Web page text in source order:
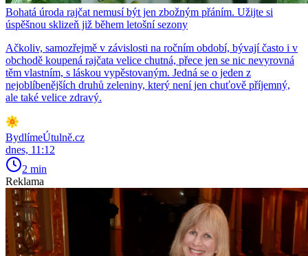
Bohatá úroda rajčat nemusí být jen zbožným přáním. Užijte si
úspěšnou sklizeň již během letošní sezony
Ačkoliv, samozřejmě v závislosti na ročním období, bývají často i v
obchodě koupená rajčata velice chutná, přece jen se nic nevyrovná
těm vlastním, s láskou vypěstovaným. Jedná se o jeden z
nejoblíbenějších druhů zeleniny, který není jen chuťově příjemný,
ale také velice zdravý.
BydlímeÚtulně.cz
dnes, 11:12
2 min
Reklama